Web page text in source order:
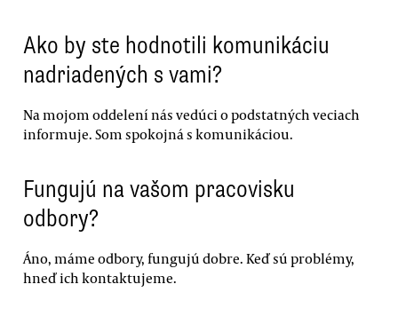
Ako by ste hodnotili komunikáciu
nadriadených s vami?
Na mojom oddelení nás vedúci o podstatných veciach
informuje. Som spokojná s komunikáciou.
Fungujú na vašom pracovisku
odbory?
Áno, máme odbory, fungujú dobre. Keď sú problémy,
hneď ich kontaktujeme.